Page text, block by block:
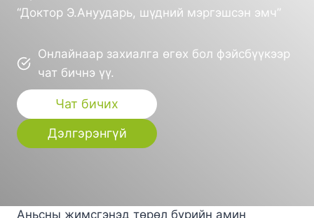
“Доктор Э.Ануударь, шүдний мэргэшсэн эмч”
Онлайнаар захиалга өгөх бол фэйсбүүкээр
чат бичнэ үү.
Чат бичих
Дэлгэрэнгүй
Аньсны жимсгэнэд төрөл бүрийн амин